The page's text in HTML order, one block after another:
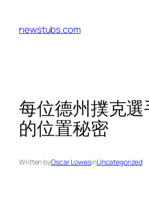
content
newstubs.com
每位德州撲克選
的位置秘密
Written byOscar LowesinUncategorized